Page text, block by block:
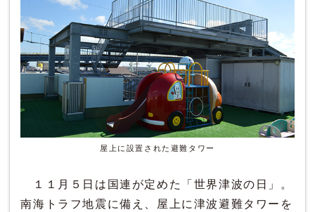
屋上に設置された避難タワー
１１月５日は国連が定めた「世界津波の日」。
南海トラフ地震に備え、屋上に津波避難タワーを